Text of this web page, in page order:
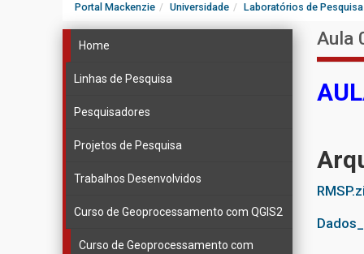
Portal Mackenzie Universidade Laboratórios de Pesquisa
Home
Linhas de Pesquisa
Pesquisadores
Projetos de Pesquisa
Trabalhos Desenvolvidos
Curso de Geoprocessamento com QGIS2
Curso de Geoprocessamento com
Aula